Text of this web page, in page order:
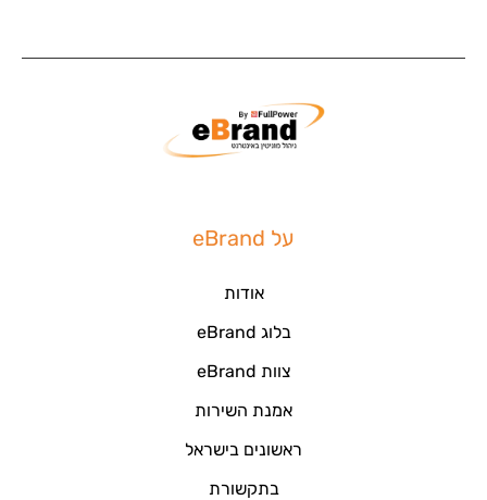
על eBrand
אודות
בלוג eBrand
צוות eBrand
אמנת השירות
ראשונים בישראל
בתקשורת